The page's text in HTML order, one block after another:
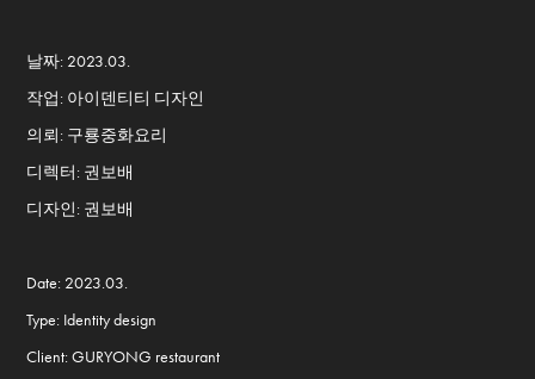
날짜: 2023.03.
작업: 아이덴티티 디자인
의뢰: 구룡중화요리
디렉터: 권보배
디자인: 권보배
Date: 2023.03.
Type: Identity design
Client: GURYONG restaurant